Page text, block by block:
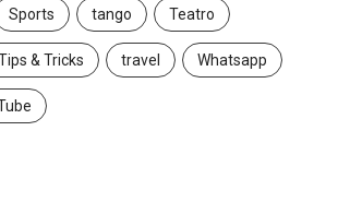
Sports tango Teatro
& Tricks travel Whatsapp